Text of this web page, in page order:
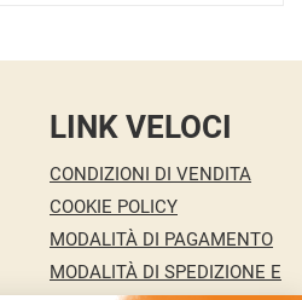
LINK VELOCI
CONDIZIONI DI VENDITA
COOKIE POLICY
MODALITÀ DI PAGAMENTO
MODALITÀ DI SPEDIZIONE E